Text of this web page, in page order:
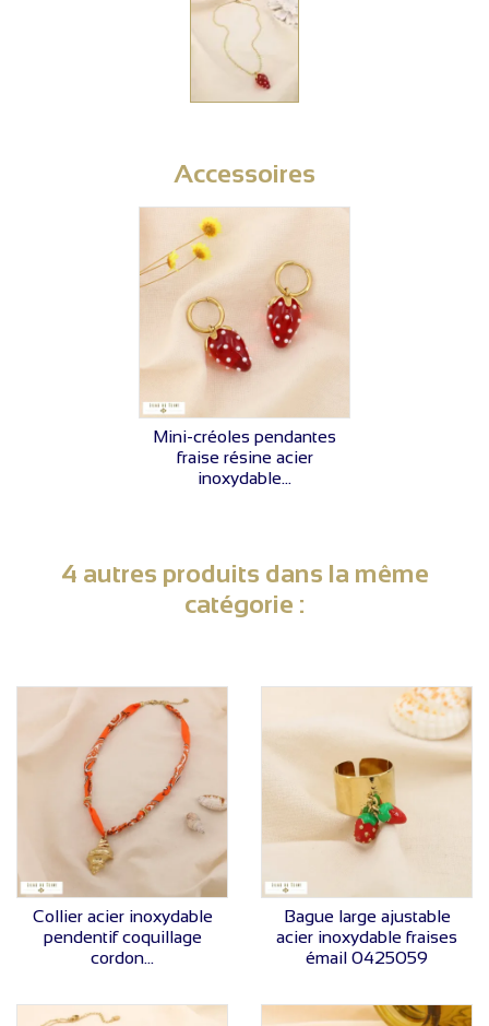
Accessoires
VOIR LE PRIX
Mini-créoles pendantes
fraise résine acier
inoxydable...
4 autres produits dans la même
catégorie :
VOIR LE PRIX
Collier acier inoxydable
pendentif coquillage
cordon...
VOIR LE PRIX
Bague large ajustable
acier inoxydable fraises
émail 0425059